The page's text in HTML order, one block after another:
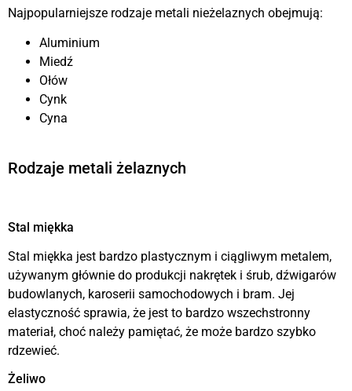
Najpopularniejsze rodzaje metali nieżelaznych obejmują:
Aluminium
Miedź
Ołów
Cynk
Cyna
Rodzaje metali żelaznych
Stal miękka
Stal miękka jest bardzo plastycznym i ciągliwym metalem,
używanym głównie do produkcji nakrętek i śrub, dźwigarów
budowlanych, karoserii samochodowych i bram. Jej
elastyczność sprawia, że jest to bardzo wszechstronny
materiał, choć należy pamiętać, że może bardzo szybko
rdzewieć.
Żeliwo